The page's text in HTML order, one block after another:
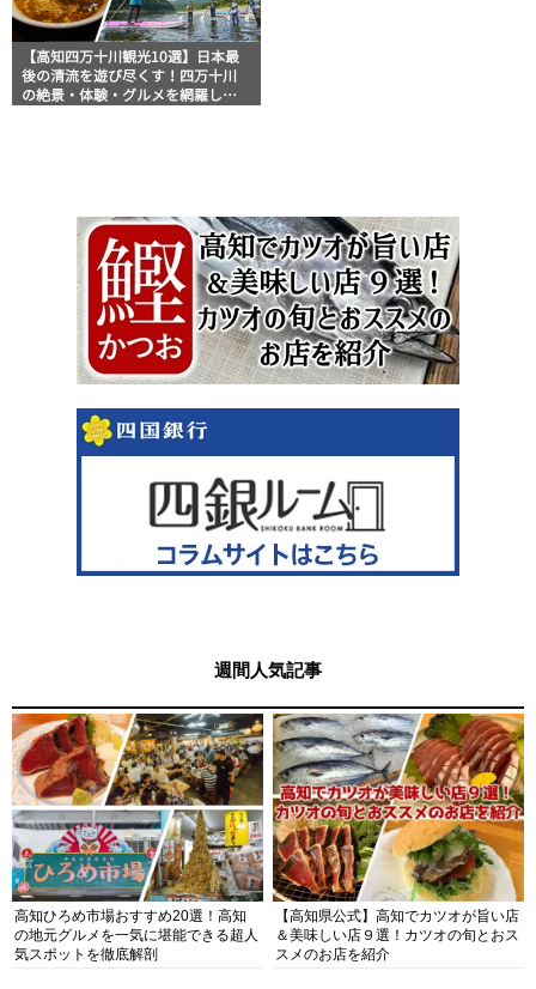
【高知四万十川観光10選】日本最
後の清流を遊び尽くす！四万十川
の絶景・体験・グルメを網羅した
週間人気記事
高知ひろめ市場おすすめ20選！高知
の地元グルメを一気に堪能できる超人
気スポットを徹底解剖
【高知県公式】高知でカツオが旨い店
＆美味しい店９選！カツオの旬とおス
スメのお店を紹介